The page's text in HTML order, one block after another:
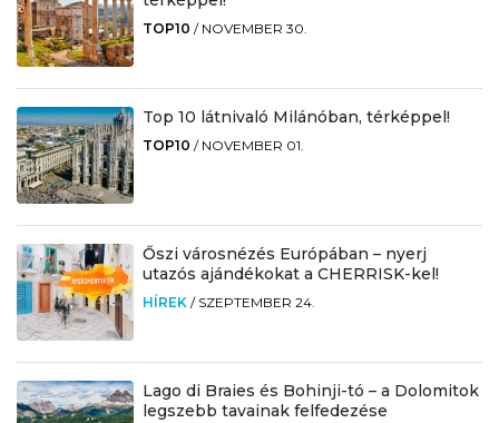
TOP10 / NOVEMBER 30.
Top 10 látnivaló Milánóban, térképpel!
TOP10 / NOVEMBER 01.
Őszi városnézés Európában – nyerj
utazós ajándékokat a CHERRISK-kel!
HÍREK / SZEPTEMBER 24.
Lago di Braies és Bohinji-tó – a Dolomitok
legszebb tavainak felfedezése